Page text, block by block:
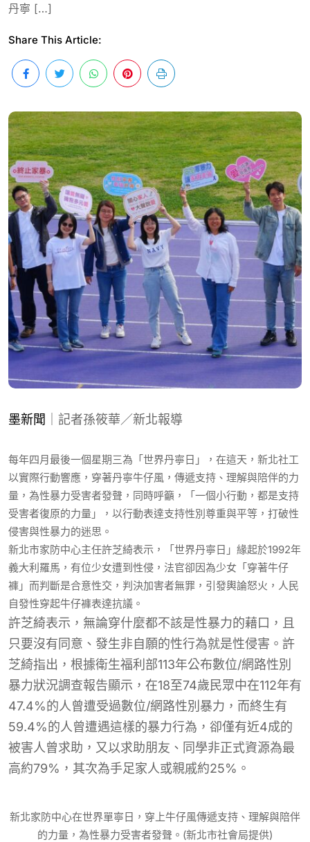
丹寧 […]
Share This Article:
墨新聞 ｜記者孫筱華／新北報導
每年四月最後一個星期三為「世界丹寧日」，在這天，新北社工
以實際行動響應，穿著丹寧牛仔風，傳遞支持、理解與陪伴的力
量，為性暴力受害者發聲，同時呼籲，「一個小行動，都是支持
受害者復原的力量」，以行動表達支持性別尊重與平等，打破性
侵害與性暴力的迷思。
新北市家防中心主任許芝綺表示，「世界丹寧日」緣起於1992年
義大利羅馬，有位少女遭到性侵，法官卻因為少女「穿著牛仔
褲」而判斷是合意性交，判決加害者無罪，引發輿論怒火，人民
自發性穿起牛仔褲表達抗議。
許芝綺表示，無論穿什麼都不該是性暴力的藉口，且
只要沒有同意、發生非自願的性行為就是性侵害。許
芝綺指出，根據衛生福利部113年公布數位/網路性別
暴力狀況調查報告顯示，在18至74歲民眾中在112年有
47.4%的人曾遭受過數位/網路性別暴力，而終生有
59.4%的人曾遭遇這樣的暴力行為，卻僅有近4成的
被害人曾求助，又以求助朋友、同學非正式資源為最
高約79%，其次為手足家人或親戚約25%。
新北家防中心在世界單寧日，穿上牛仔風傳遞支持、理解與陪伴
的力量，為性暴力受害者發聲。(新北市社會局提供)